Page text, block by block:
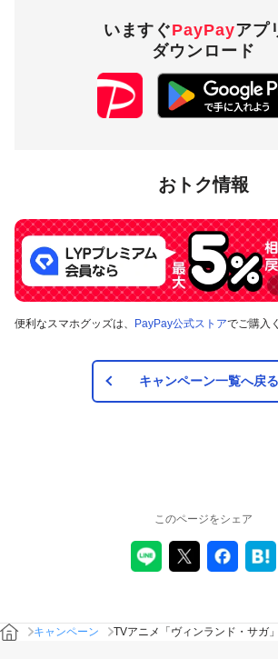
いますぐPayPayアプ
ダウンロード
おトク情報
便利なスマホグッズは、 PayPay公式ストアでご購入
キャンペーン一覧へ戻る
このページをシェア
キャンペーン TVアニメ「ヴィンランド・サガ